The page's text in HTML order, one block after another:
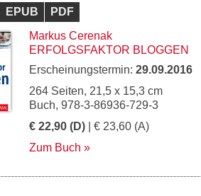
EPUB
PDF
Markus Cerenak
ERFOLGSFAKTOR BLOGGEN
Erscheinungstermin: 29.09.2016
264 Seiten, 21,5 x 15,3 cm
Buch, 978-3-86936-729-3
€ 22,90 (D) | € 23,60 (A)
Zum Buch